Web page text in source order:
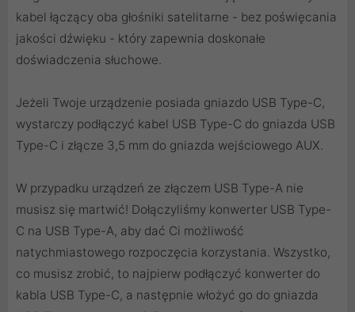
kabel łączący oba głośniki satelitarne - bez poświęcania
jakości dźwięku - który zapewnia doskonałe
doświadczenia słuchowe.
Jeżeli Twoje urządzenie posiada gniazdo USB Type-C,
wystarczy podłączyć kabel USB Type-C do gniazda USB
Type-C i złącze 3,5 mm do gniazda wejściowego AUX.
W przypadku urządzeń ze złączem USB Type-A nie
musisz się martwić! Dołączyliśmy konwerter USB Type-
C na USB Type-A, aby dać Ci możliwość
natychmiastowego rozpoczęcia korzystania. Wszystko,
co musisz zrobić, to najpierw podłączyć konwerter do
kabla USB Type-C, a następnie włożyć go do gniazda